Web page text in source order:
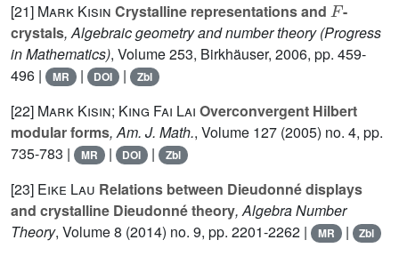
[21] Mark Kisin Crystalline representations and
-
crystals, Algebraic geometry and number theory(Progress
in Mathematics), Volume 253, Birkhäuser, 2006, pp. 459-
496 |
MR | DOI | Zbl
[22] Mark Kisin; King Fai Lai Overconvergent Hilbert
modular forms, Am. J. Math., Volume 127 (2005) no. 4, pp.
735-783 |
MR | DOI | Zbl
[23] Eike Lau Relations between Dieudonné displays
and crystalline Dieudonné theory, Algebra Number
Theory, Volume 8 (2014) no. 9, pp. 2201-2262 | MR | Zbl